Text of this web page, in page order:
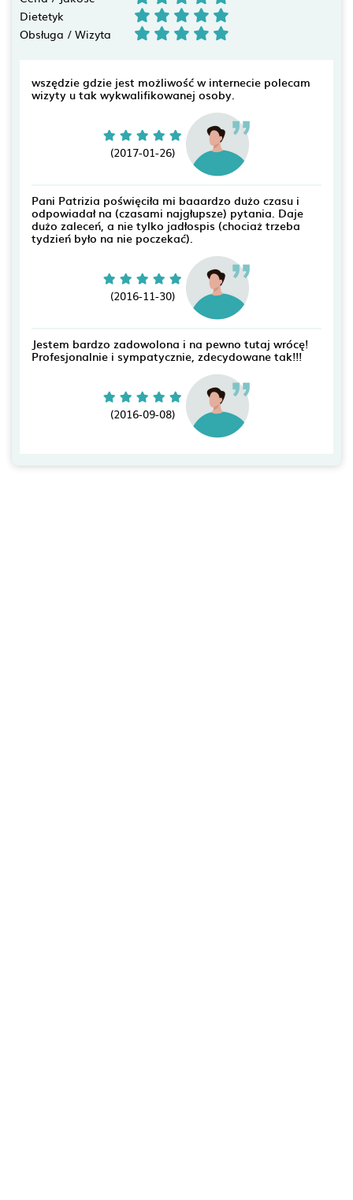
Dietetyk
Obsługa / Wizyta
wszędzie gdzie jest możliwość w internecie polecam
wizyty u tak wykwalifikowanej osoby.
(2017-01-26)
Pani Patrizia poświęciła mi baaardzo dużo czasu i
odpowiadał na (czasami najgłupsze) pytania. Daje
dużo zaleceń, a nie tylko jadłospis (chociaż trzeba
tydzień było na nie poczekać).
(2016-11-30)
Jestem bardzo zadowolona i na pewno tutaj wrócę!
Profesjonalnie i sympatycznie, zdecydowane tak!!!
(2016-09-08)